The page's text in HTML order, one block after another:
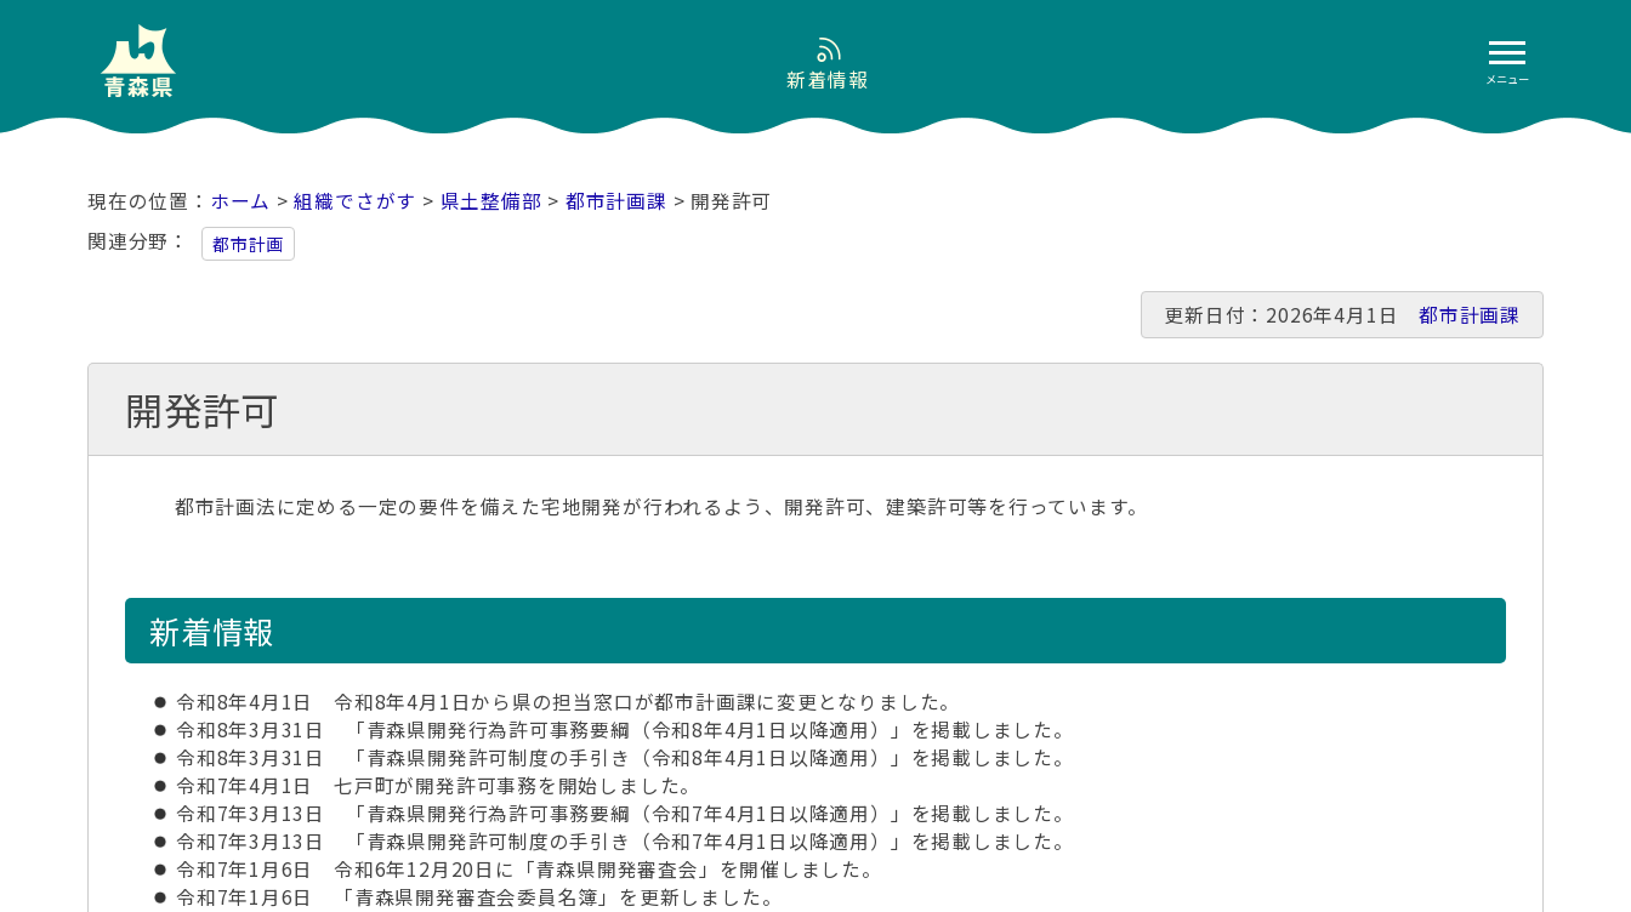
メニュー
新着情報
ホーム >組織でさがす > 県土整備部 > 都市計画課 > 開発許可
関連分野
都市計画
更新日付：2026年4月1日都市計画課
開発許可
都市計画法に定める一定の要件を備えた宅地開発が行われるよう、開発許可、建築許可等を行っています。
新着情報
令和8年4月1日 令和8年4月1日から県の担当窓口が都市計画課に変更となりました。
令和8年3月31日 「青森県開発行為許可事務要綱（令和8年4月1日以降適用）」を掲載しました。
令和8年3月31日 「青森県開発許可制度の手引き（令和8年4月1日以降適用）」を掲載しました。
令和7年4月1日 七戸町が開発許可事務を開始しました。
令和7年3月13日 「青森県開発行為許可事務要綱（令和7年4月1日以降適用）」を掲載しました。
令和7年3月13日 「青森県開発許可制度の手引き（令和7年4月1日以降適用）」を掲載しました。
令和7年1月6日 令和6年12月20日に「青森県開発審査会」を開催しました。
令和7年1月6日 「青森県開発審査会委員名簿」を更新しました。